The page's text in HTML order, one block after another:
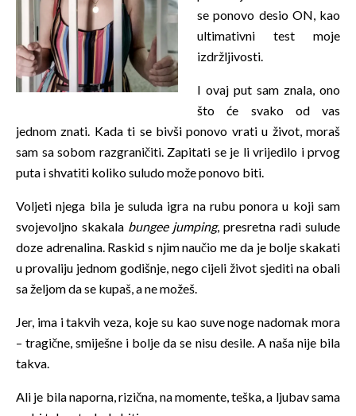
se ponovo desio ON, kao
ultimativni test moje
izdržljivosti.
I ovaj put sam znala, ono
što će svako od vas
jednom znati. Kada ti se bivši ponovo vrati u život, moraš
sam sa sobom razgraničiti. Zapitati se je li vrijedilo i prvog
puta i shvatiti koliko suludo može ponovo biti.
Voljeti njega bila je suluda igra na rubu ponora u koji sam
svojevoljno skakala bungee jumping, presretna radi sulude
doze adrenalina. Raskid s njim naučio me da je bolje skakati
u provaliju jednom godišnje, nego cijeli život sjediti na obali
sa željom da se kupaš, a ne možeš.
Jer, ima i takvih veza, koje su kao suve noge nadomak mora
– tragične, smiješne i bolje da se nisu desile. A naša nije bila
takva.
Ali je bila naporna, rizična, na momente, teška, a ljubav sama